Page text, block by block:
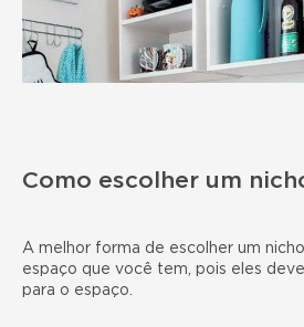
Como escolher um
A melhor forma de escolher um
espaço que você tem, pois eles
para o espaço.